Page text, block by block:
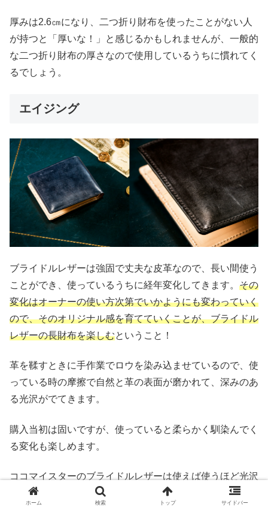
厚みは2.6㎝になり、二つ折り財布を使ったことがない人
が持つと「厚いな！」と感じるかもしれませんが、一般的
な二つ折り財布の厚さなので使用しているうちに慣れてく
るでしょう。
エイジング
ブライドルレザーは強固で丈夫な皮革なので、長い間使う
ことができ、使っているうちに経年変化してきます。 その
変化はオーナーの使い方次第でいかようにも変わっていく
ので、そのオリジナル感を育てていくことが、ブライドル
レザーの長財布を楽しむということ！
革を鞣すときに手作業でロウを染み込ませているので、使
っている時の摩擦で自然と革の表面が磨かれて、深みのあ
る光沢がでてきます。
購入当初は固いですが、使っていると柔らかく馴染んでく
る変化も楽しめます。
ココマイスターのブライドルレザーは使えば使うほど光沢
が増す！
ホーム 検索 トップ サイドバー